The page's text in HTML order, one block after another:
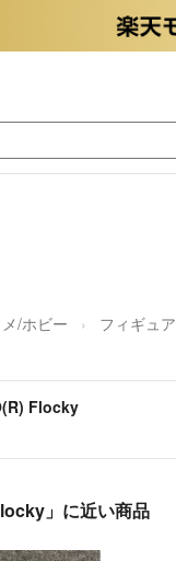
/ホビー フィギュア
Flocky
」に近い商品